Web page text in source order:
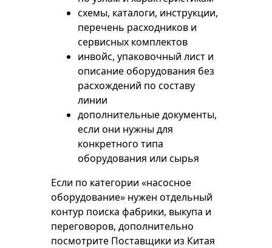
схемы, каталоги, инструкции,
перечень расходников и
сервисных комплектов
инвойс, упаковочный лист и
описание оборудования без
расхождений по составу
линии
дополнительные документы,
если они нужны для
конкретного типа
оборудования или сырья
Если по категории «насосное
оборудование» нужен отдельный
контур поиска фабрики, выкупа и
переговоров, дополнительно
посмотрите Поставщики из Китая